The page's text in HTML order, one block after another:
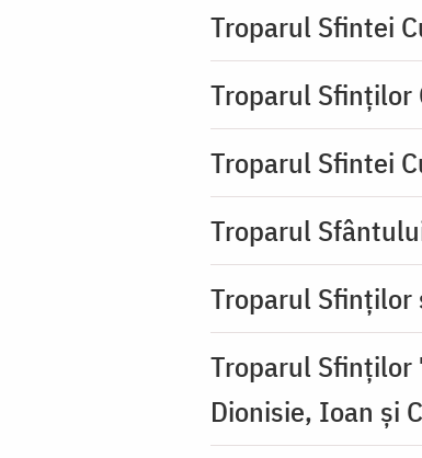
Troparul Sfintei
Troparul Sfinţilor
Troparul Sfintei
Troparul
Troparul Sfinţilor
Troparul Sfinţilor
Dionisie, Ioan şi